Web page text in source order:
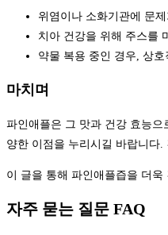
위염이나 소화기관에 문
치아 건강을 위해 주스를
약물 복용 중인 경우, 상
마치며
파인애플은 그 맛과 건강 효능
양한 이점을 누리시길 바랍니다
이 글을 통해 파인애플즙을 더
자주 묻는 질문 FAQ